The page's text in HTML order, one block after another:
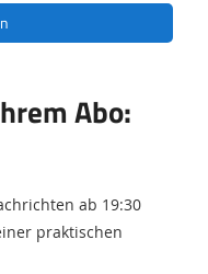
Abo:
ab 19:30
praktischen